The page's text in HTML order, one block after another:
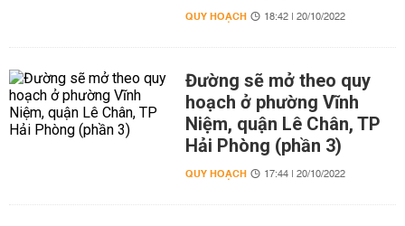
QUY HOẠCH 18:42 | 20/10/2022
Đường sẽ mở theo quy
hoạch ở phường Vĩnh
Niệm, quận Lê Chân, TP
Hải Phòng (phần 3)
QUY HOẠCH 17:44 | 20/10/2022